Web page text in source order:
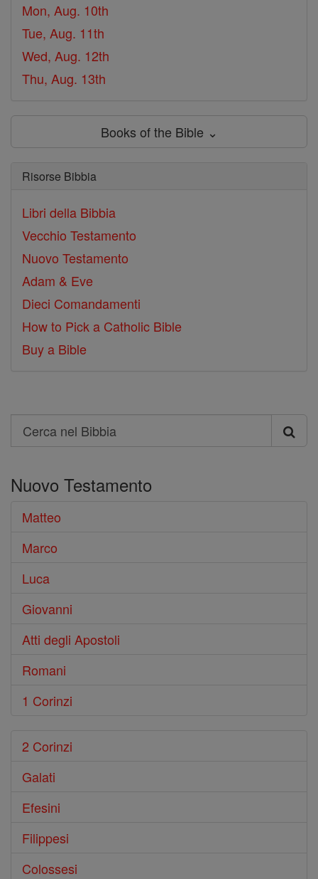
Mon, Aug. 10th
Tue, Aug. 11th
Wed, Aug. 12th
Thu, Aug. 13th
Books of the Bible ⌄
Risorse Bibbia
Libri della Bibbia
Vecchio Testamento
Nuovo Testamento
Adam & Eve
Dieci Comandamenti
How to Pick a Catholic Bible
Buy a Bible
Search
Cerca
Bibbia
Nuovo Testamento
Matteo
Marco
Luca
Giovanni
Atti degli Apostoli
Romani
1 Corinzi
2 Corinzi
Galati
Efesini
Filippesi
Colossesi